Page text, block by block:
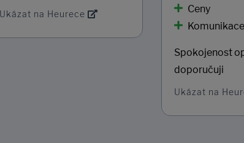
Ukázat na Heurece
Ceny
Komunikace
Spokojenost
doporučuji
Ukázat na